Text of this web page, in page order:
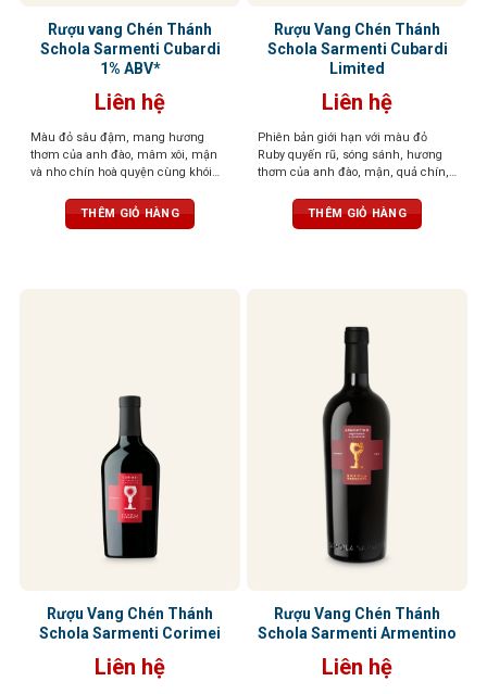
Rượu vang Chén Thánh
Schola Sarmenti Cubardi
1% ABV*
Liên hệ
Màu đỏ sâu đậm, mang hương
thơm của anh đào, mâm xôi, mận
và nho chín hoà quyện cùng khói
THÊM GIỎ HÀNG
Rượu Vang Chén Thánh
Schola Sarmenti Cubardi
Limited
Liên hệ
Phiên bản giới hạn với màu đỏ
Ruby quyến rũ, sóng sánh, hương
thơm của anh đào, mận, quả chín,
phê cháy, gỗ sồi, đất, hạnh nhân và
đinh hương. Dư vị sâu lắng, ấn
THÊM GIỎ HÀNG
Rượu Vang Chén Thánh
Schola Sarmenti Corimei
Liên hệ
Rượu Vang Chén Thánh
Schola Sarmenti Armentino
Liên hệ